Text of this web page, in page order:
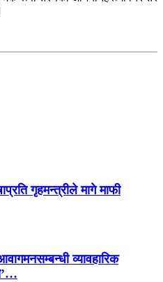
गृहमन्त्रीले मागे माफी
व्यावहारिक